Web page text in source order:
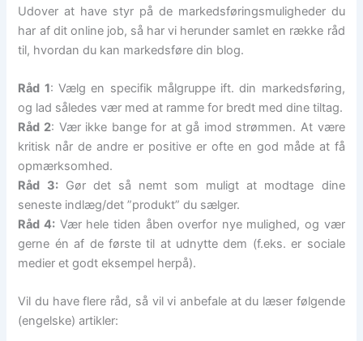
Udover at have styr på de markedsføringsmuligheder du
har af dit online job, så har vi herunder samlet en række råd
til, hvordan du kan markedsføre din blog.
Råd 1: Vælg en specifik målgruppe ift. din markedsføring,
og lad således vær med at ramme for bredt med dine tiltag.
Råd 2: Vær ikke bange for at gå imod strømmen. At være
kritisk når de andre er positive er ofte en god måde at få
opmærksomhed.
Råd 3:Gør det så nemt som muligt at modtage dine
seneste indlæg/det ”produkt” du sælger.
Råd 4: Vær hele tiden åben overfor nye mulighed, og vær
gerne én af de første til at udnytte dem (f.eks. er sociale
medier et godt eksempel herpå).
Vil du have flere råd, så vil vi anbefale at du læser følgende
(engelske) artikler: